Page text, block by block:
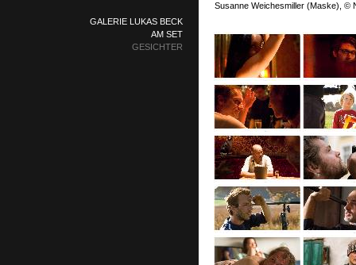
GALERIE LUKAS BECK
AM SET
GESICHTER
Susanne Weichesmiller (Maske), ©